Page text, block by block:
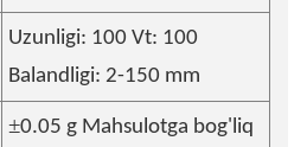
Uzunligi: 100 Vt: 100
Balandligi: 2-150 mm
±0.05 g Mahsulotga bog'liq